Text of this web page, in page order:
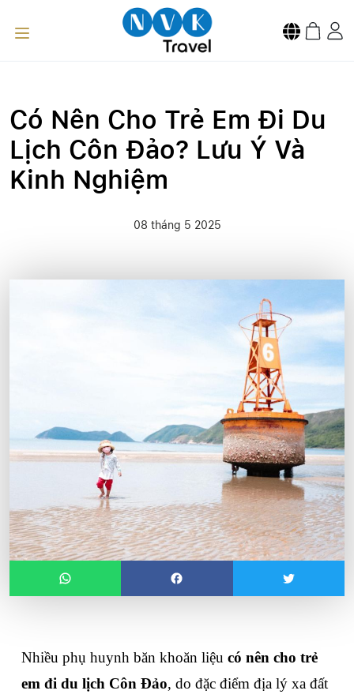
Có Nên Cho Trẻ Em Đi Du
Lịch Côn Đảo? Lưu Ý Và
Kinh Nghiệm
08 tháng 5 2025
Nhiều phụ huynh băn khoăn liệu có nên cho trẻ
em đi du lịch Côn Đảo, do đặc điểm địa lý xa đất